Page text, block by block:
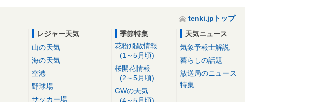
tenki.jpトップ
レジャー天気
山の天気
海の天気
空港
野球場
サッカー場
季節特集
花粉飛散情報
(1～5月頃)
桜開花情報
(2～5月頃)
GWの天気
(4～5月頃)
天気ニュース
気象予報士解説
暮らしの話題
放送局のニュース
特集